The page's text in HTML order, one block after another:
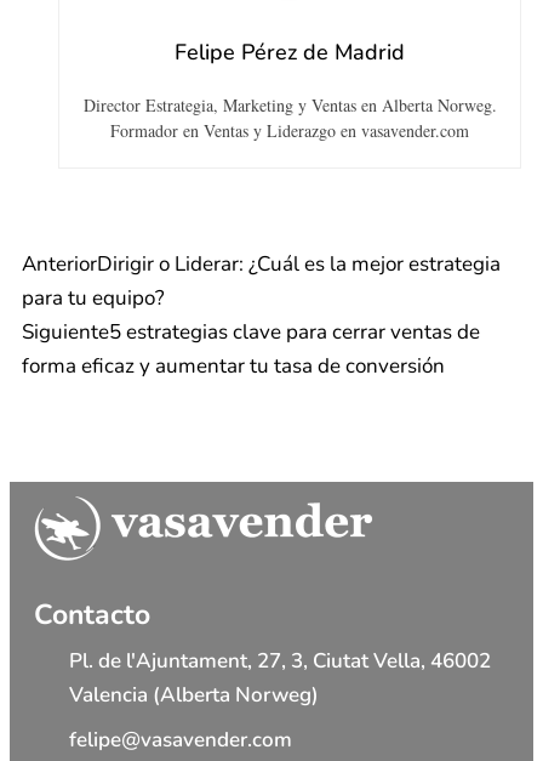
Felipe Pérez de Madrid
Director Estrategia, Marketing y Ventas en Alberta Norweg.
Formador en Ventas y Liderazgo en vasavender.com
AnteriorDirigir o Liderar: ¿Cuál es la mejor estrategia
para tu equipo?
Siguiente5 estrategias clave para cerrar ventas de
forma eficaz y aumentar tu tasa de conversión
Contacto
Pl. de l'Ajuntament, 27, 3, Ciutat Vella, 46002
Valencia (Alberta Norweg)
felipe@vasavender.com